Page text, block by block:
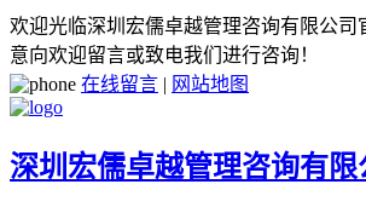
欢迎光临深圳宏儒卓越管理咨询有限公司
意向欢迎留言或致电我们进行咨询！
在线留言 | 网站地图
深圳宏儒卓越管理咨询有限